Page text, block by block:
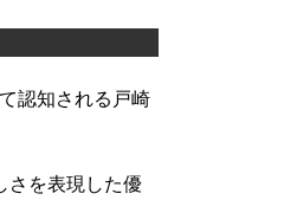
認知される戸崎
さを表現した優